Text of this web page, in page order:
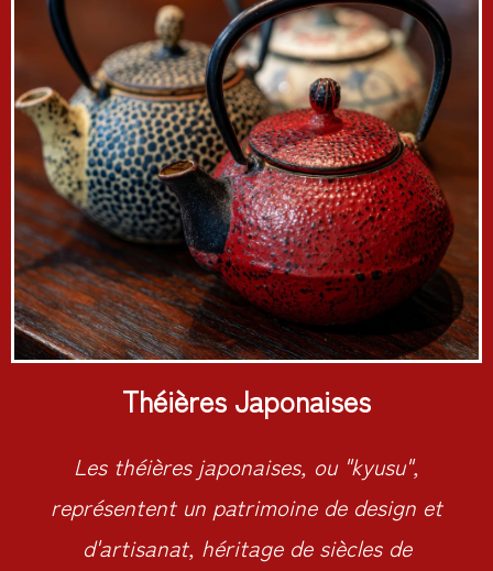
Théières Japonaises
Les théières japonaises, ou "kyusu",
représentent un patrimoine de design et
d'artisanat, héritage de siècles de